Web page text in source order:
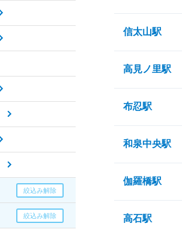
信太山駅
高見ノ里駅
布忍駅
和泉中央駅
伽羅橋駅
高石駅